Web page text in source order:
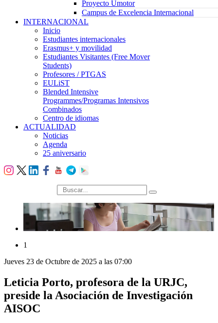
Proyecto Umotor
Campus de Excelencia Internacional
INTERNACIONAL
Inicio
Estudiantes internacionales
Erasmus+ y movilidad
Estudiantes Visitantes (Free Mover
Students)
Profesores / PTGAS
EULiST
Blended Intensive
Programmes/Programas Intensivos
Combinados
Centro de idiomas
ACTUALIDAD
Noticias
Agenda
25 aniversario
búsqueda
1
Jueves 23 de Octubre de 2025 a las 07:00
Leticia Porto, profesora de la URJC,
preside la Asociación de Investigación
AISOC